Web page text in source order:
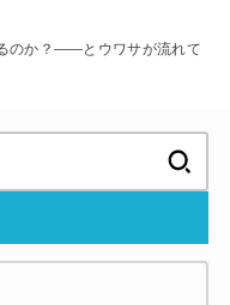
のか？――とウワサが流れて